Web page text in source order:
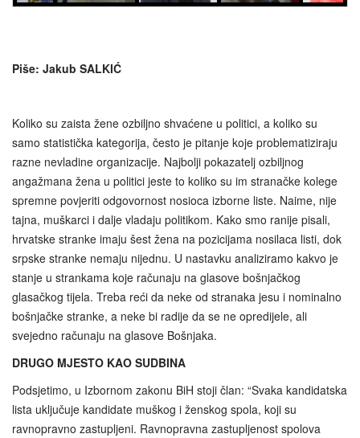
Piše: Jakub SALKIĆ
Koliko su zaista žene ozbiljno shvaćene u politici, a koliko su
samo statistička kategorija, često je pitanje koje problematiziraju
razne nevladine organizacije. Najbolji pokazatelj ozbiljnog
angažmana žena u politici jeste to koliko su im stranačke kolege
spremne povjeriti odgovornost nosioca izborne liste. Naime, nije
tajna, muškarci i dalje vladaju politikom. Kako smo ranije pisali,
hrvatske stranke imaju šest žena na pozicijama nosilaca listi, dok
srpske stranke nemaju nijednu. U nastavku analiziramo kakvo je
stanje u strankama koje računaju na glasove bošnjačkog
glasačkog tijela. Treba reći da neke od stranaka jesu i nominalno
bošnjačke stranke, a neke bi radije da se ne opredijele, ali
svejedno računaju na glasove Bošnjaka.
DRUGO MJESTO KAO SUDBINA
Podsjetimo, u Izbornom zakonu BiH stoji član: “Svaka kandidatska
lista uključuje kandidate muškog i ženskog spola, koji su
ravnopravno zastupljeni. Ravnopravna zastupljenost spolova